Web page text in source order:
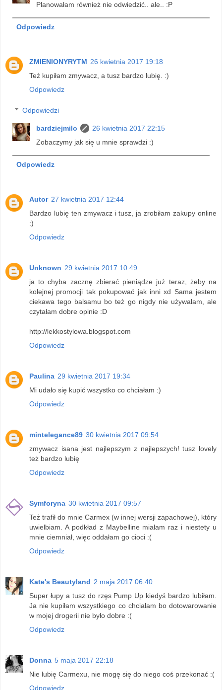
Planowałam również nie odwiedzić.. ale.. :P
Odpowiedz
ZMIENIONYRYTM 26 kwietnia 2017 19:18
Też kupiłam zmywacz, a tusz bardzo lubię. :)
Odpowiedz
Odpowiedzi
bardziejmilo
26 kwietnia 2017 22:15
Zobaczymy jak się u mnie sprawdzi :)
Odpowiedz
Autor 27 kwietnia 2017 12:44
Bardzo lubię ten zmywacz i tusz, ja zrobiłam zakupy online
:)
Odpowiedz
Unknown 29 kwietnia 2017 10:49
ja to chyba zacznę zbierać pieniądze już teraz, żeby na
kolejnej promocji tak pokupować jak inni xd Sama jestem
ciekawa tego balsamu bo też go nigdy nie używałam, ale
czytałam dobre opinie :D
http://lekkostylowa.blogspot.com
Odpowiedz
Paulina 29 kwietnia 2017 19:34
Mi udało się kupić wszystko co chciałam :)
Odpowiedz
mintelegance89 30 kwietnia 2017 09:54
zmywacz isana jest najlepszym z najlepszych! tusz lovely
też bardzo lubię
Odpowiedz
Symforyna 30 kwietnia 2017 09:57
Też trafił do mnie Carmex (w innej wersji zapachowej), który
uwielbiam. A podkład z Maybelline miałam raz i niestety u
mnie ciemniał, więc oddałam go cioci :(
Odpowiedz
Kate's Beautyland 2 maja 2017 06:40
Super łupy a tusz do rzęs Pump Up kiedyś bardzo lubiłam.
Ja nie kupiłam wszystkiego co chciałam bo dotowarowanie
w mojej drogerii nie było dobre :(
Odpowiedz
Donna 5 maja 2017 22:18
Nie lubię Carmexu, nie mogę się do niego coś przekonać :(
Odpowiedz